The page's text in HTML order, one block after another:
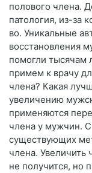
полового члена.
патология, из-за
во. Уникальные
восстановления
помогли тысячам
примем к врачу
члена? Какая
увеличению
применяются
члена у мужчин.
существующих
члена. Увеличить
не получится, но